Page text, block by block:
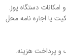
دستگاه پوز.
یا اجاره نامه محل
و پرداخت هزینه.